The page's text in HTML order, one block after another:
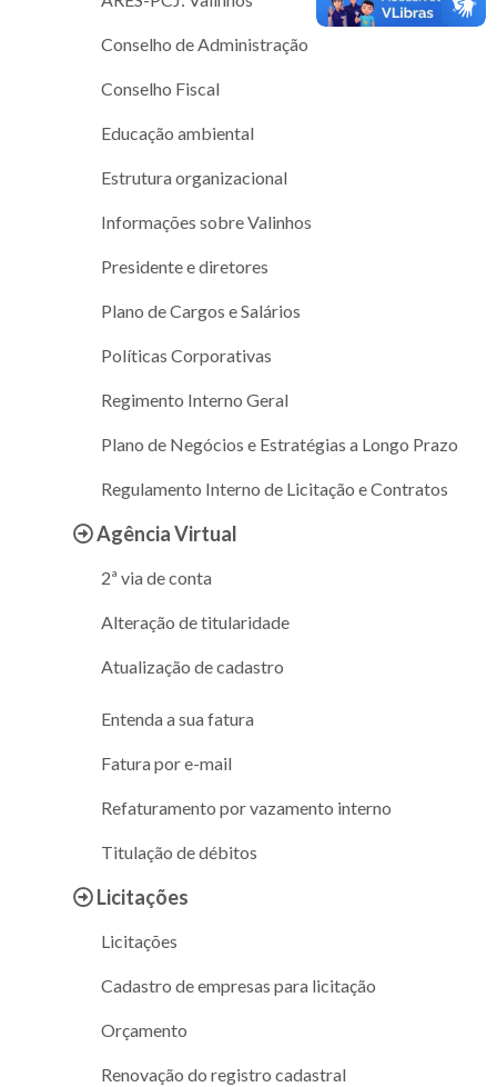
Conselho de Administração
Conselho Fiscal
Educação ambiental
Estrutura organizacional
Informações sobre Valinhos
Presidente e diretores
Plano de Cargos e Salários
Políticas Corporativas
Regimento Interno Geral
Plano de Negócios e Estratégias a Longo Prazo
Regulamento Interno de Licitação e Contratos
Agência Virtual
2ª via de conta
Alteração de titularidade
Atualização de cadastro
Entenda a sua fatura
Fatura por e-mail
Refaturamento por vazamento interno
Titulação de débitos
Licitações
Licitações
Cadastro de empresas para licitação
Orçamento
Renovação do registro cadastral